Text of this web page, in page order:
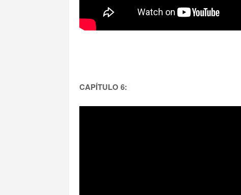
CAPÍTULO 6: